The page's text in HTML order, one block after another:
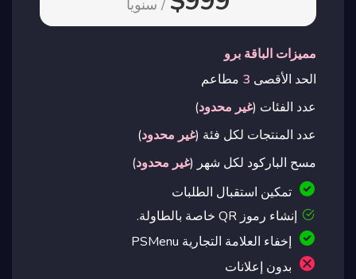
/ سنوياً
مميزات الباقة برو
الحد الأقصى 3 مطاعم
عدد الفئات (غير محدود)
عدد المنتجات لكل فئة (غير محدود)
مسح الباركود لكل شهر (غير محدود)
تمكين استقبال الطلبات
إنشاء رموز QR خاصة بالطاولة.
إخفاء العلامة التجارية PSMenu
بدون إعلانات